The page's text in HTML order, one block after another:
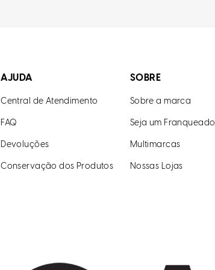
AJUDA
Central de Atendimento
FAQ
Devoluções
Conservação dos Produtos
SOBRE
Sobre a marca
Seja um Franqueado
Multimarcas
Nossas Lojas